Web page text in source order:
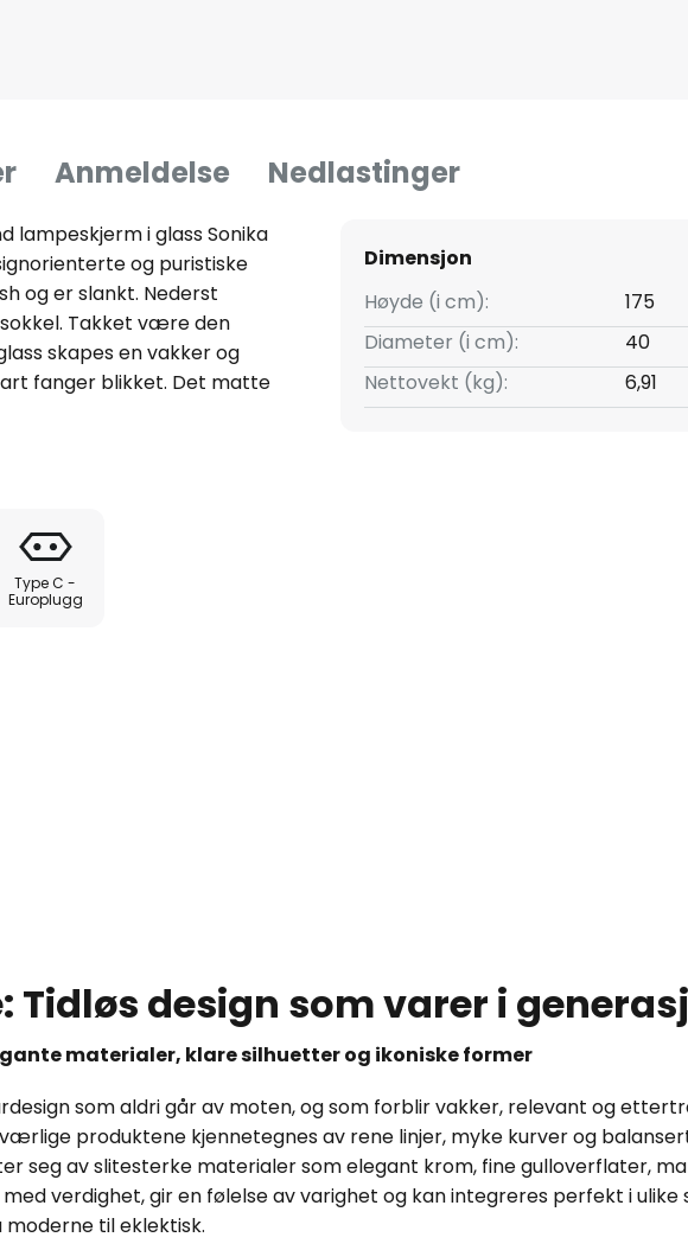
Anmeldelse Nedlastinger
lampeskjerm i glass Sonika
og puristiske
og er slankt. Nederst
Takket være den
skapes en vakker og
fanger blikket. Det matte
sendes jevnt ut i alle
er utstyrt med en
brukes med en E27-pære.
Type C -
Europlugg
Dimensjon
Høyde (i cm):
175
Diameter (i cm):
40
Nettovekt (kg):
6,91
Tidløs design som varer i
materialer, klare silhuetter og ikoniske former
som aldri går av moten, og som forblir vakker, relevant og
produktene kjennetegnes av rene linjer, myke kurver og
seg av slitesterke materialer som elegant krom, fine gulloverflater,
verdighet, gir en følelse av varighet og kan integreres perfekt i ulike
til eklektisk.